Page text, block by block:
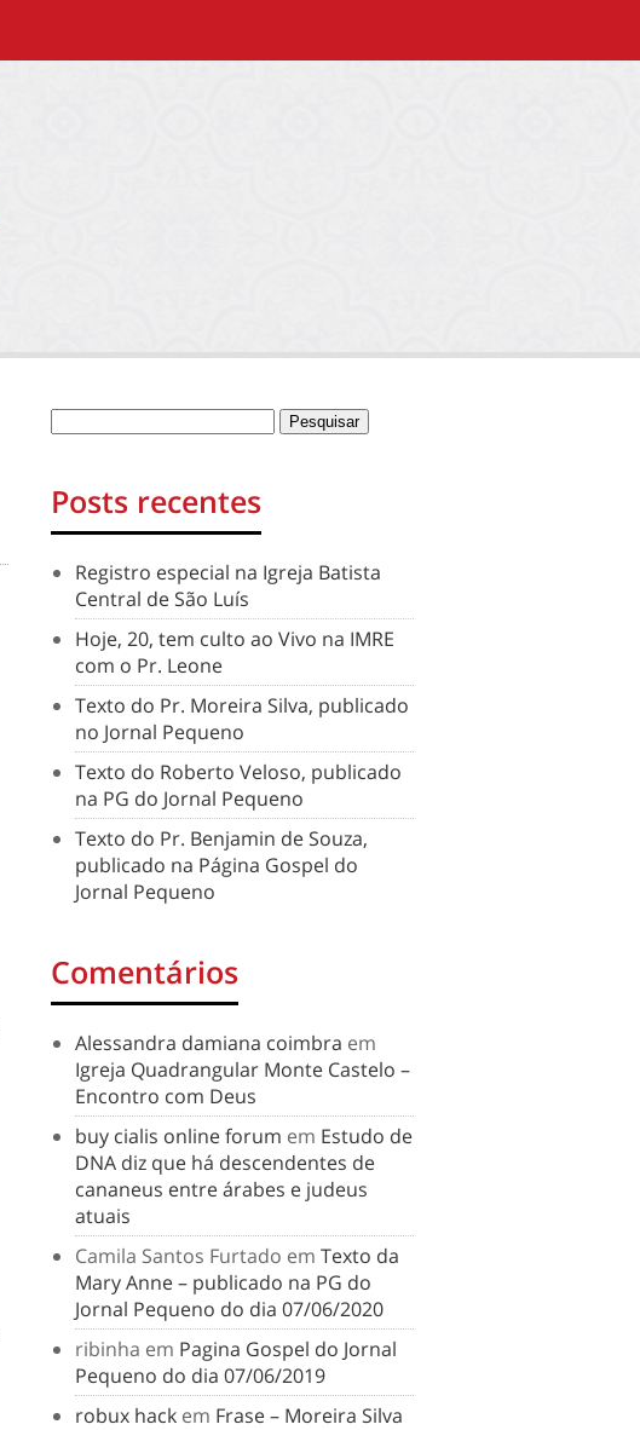
Posts recentes
Registro especial na Igreja Batista
Central de São Luís
Hoje, 20, tem culto ao Vivo na IMRE
com o Pr. Leone
Texto do Pr. Moreira Silva, publicado
no Jornal Pequeno
Texto do Roberto Veloso, publicado
na PG do Jornal Pequeno
Texto do Pr. Benjamin de Souza,
publicado na Página Gospel do
Jornal Pequeno
Comentários
Alessandra damiana coimbra em
Igreja Quadrangular Monte Castelo –
Encontro com Deus
buy cialis online forum em Estudo de
DNA diz que há descendentes de
cananeus entre árabes e judeus
atuais
Camila Santos Furtado em Texto da
Mary Anne – publicado na PG do
Jornal Pequeno do dia 07/06/2020
ribinha em Pagina Gospel do Jornal
Pequeno do dia 07/06/2019
robux hack em Frase – Moreira Silva